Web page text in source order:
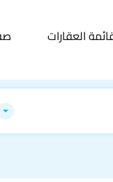
العقارات